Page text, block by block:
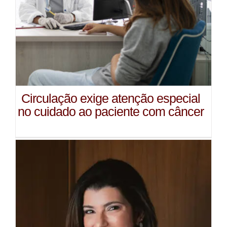
Circulação exige atenção especial
no cuidado ao paciente com câncer